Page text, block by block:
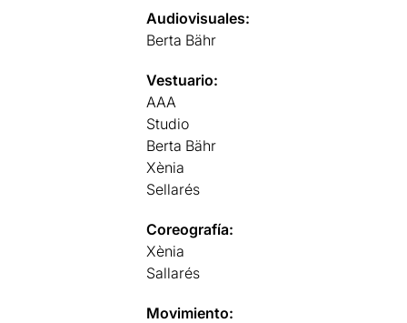
Audiovisuales:
Berta Bähr
Vestuario:
AAA
Studio
Berta Bähr
Xènia
Sellarés
Coreografía:
Xènia
Sallarés
Movimiento: